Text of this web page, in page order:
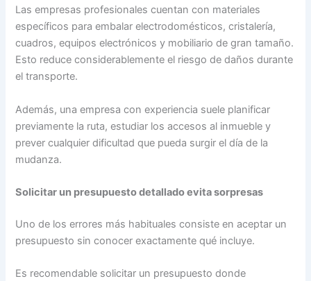
Las empresas profesionales cuentan con materiales
específicos para embalar electrodomésticos, cristalería,
cuadros, equipos electrónicos y mobiliario de gran tamaño.
Esto reduce considerablemente el riesgo de daños durante
el transporte.
Además, una empresa con experiencia suele planificar
previamente la ruta, estudiar los accesos al inmueble y
prever cualquier dificultad que pueda surgir el día de la
mudanza.
Solicitar un presupuesto detallado evita sorpresas
Uno de los errores más habituales consiste en aceptar un
presupuesto sin conocer exactamente qué incluye.
Es recomendable solicitar un presupuesto donde